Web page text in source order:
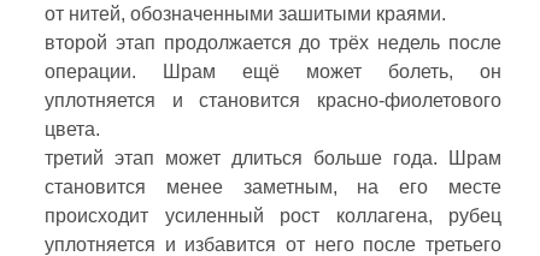
от нитей, обозначенными зашитыми краями.
второй этап продолжается до трёх недель после
операции. Шрам ещё может болеть, он
уплотняется и становится красно-фиолетового
цвета.
третий этап может длиться больше года. Шрам
становится менее заметным, на его месте
происходит усиленный рост коллагена, рубец
уплотняется и избавится от него после третьего